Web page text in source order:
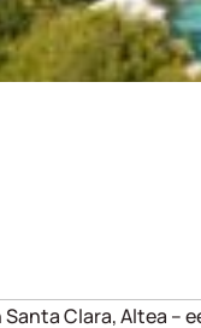
Clara, Altea –